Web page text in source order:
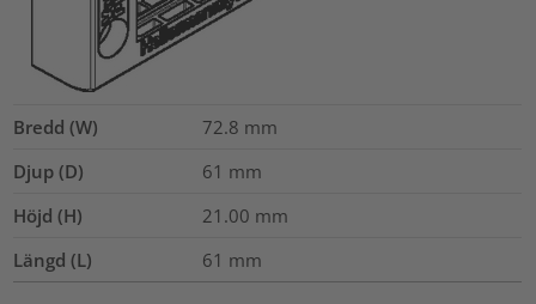
Bredd (W) 72.8 mm
Djup (D)
61 mm
Höjd (H)
21.00 mm
Längd (L)
61 mm